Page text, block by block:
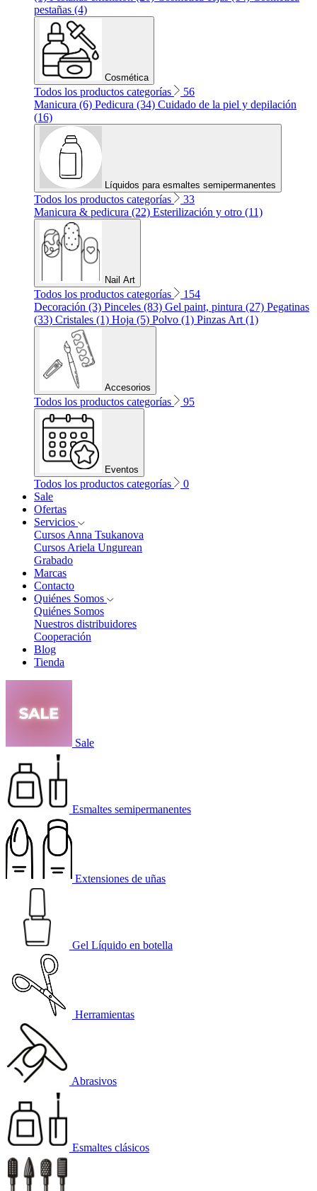
pestañas (4)
Cosmética
Todos los productos categorías
56
Manicura (6) Pedicura (34) Cuidado de la piel y depilación
(16)
Líquidos para esmaltes semipermanentes
Todos los productos categorías
33
Manicura & pedicura (22) Esterilización y otro (11)
Nail Art
Todos los productos categorías
154
Decoración (3) Pinceles (83) Gel paint, pintura (27) Pegatinas
(33) Cristales (1) Hoja (5) Polvo (1) Pinzas Art (1)
Accesorios
Todos los productos categorías 95
Eventos
Todos los productos categorías
0
Sale
Ofertas
Servicios
Cursos Anna Tsukanova
Cursos Ariela Ungurean
Grabado
Marcas
Contacto
Quiénes Somos
Quiénes Somos
Nuestros distribuidores
Cooperación
Blog
Tienda
Sale
Esmaltes semipermanentes
Extensiones de uñas
Gel Líquido en botella
Herramientas
Abrasivos
Esmaltes clásicos